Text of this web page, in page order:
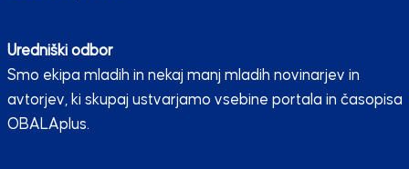
Uredniški odbor
Smo ekipa mladih in nekaj manj mladih novinarjev in
avtorjev, ki skupaj ustvarjamo vsebine portala in časopisa
OBALAplus.